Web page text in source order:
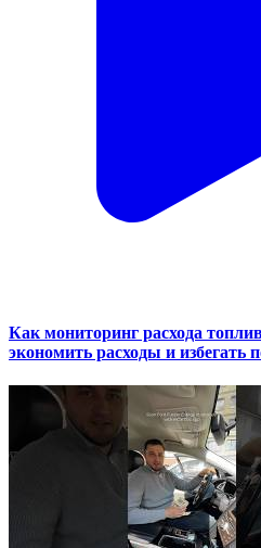
Как мониторинг расхода
экономить расходы и избегать